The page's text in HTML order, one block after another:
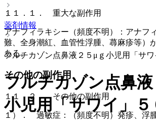
１１．１． 重大な副作用
アナフィラキシー（頻度不明）：アナフ
難、全身潮紅、血管性浮腫、蕁麻疹等）
ある。
その他の副作用
１１．２． その他の副作用
１）． 過敏症：（頻度不明）発疹、浮腫
薬剤情報
フルチカゾン点鼻液２５μｇ小児用「サ
フルチカゾン点鼻液
小児用「サワイ」５